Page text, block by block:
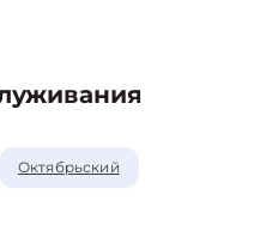
Октябрьский